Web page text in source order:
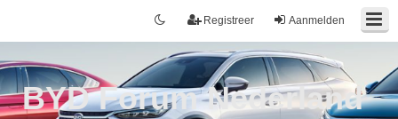
Aanmelden
Registreer
BYD Forum Nederland